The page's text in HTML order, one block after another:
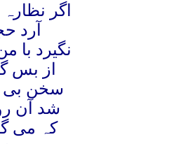
اگر
آرد
نگیرد با
از بس
سخن بی
شد آن
کہ می